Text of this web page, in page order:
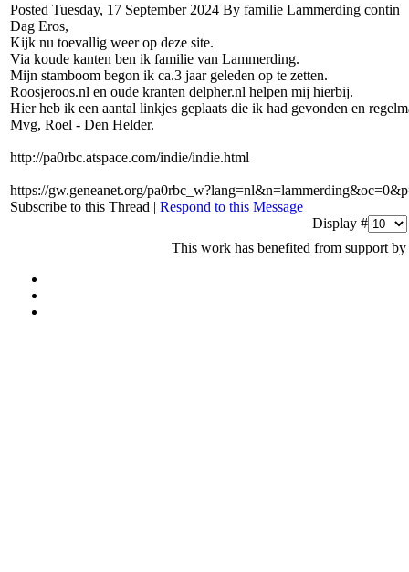
Posted Tuesday, 17 September 2024 By familie Lammerding contin
Dag Eros,
Kijk nu toevallig weer op deze site.
Via koude kanten ben ik familie van Lammerding.
Mijn stamboom begon ik ca.3 jaar geleden op te zetten.
Roosjeroos.nl en oude kranten delpher.nl helpen mij hierbij.
Hier heb ik een aantal linkjes geplaats die ik had gevonden en
Mvg, Roel - Den Helder.
http://pa0rbc.atspace.com/indie/indie.html
https://gw.geneanet.org/
Subscribe to this Thread | Respond to this Message
Display #
This work has benefited from support